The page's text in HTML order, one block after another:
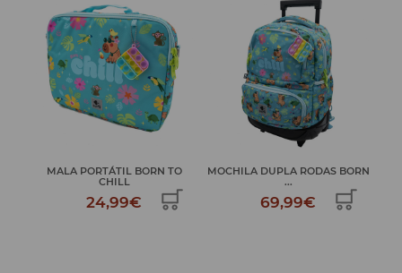
MALA PORTÁTIL BORN TO
CHILL
24,99€
MOCHILA DUPLA RODAS BORN
...
69,99€